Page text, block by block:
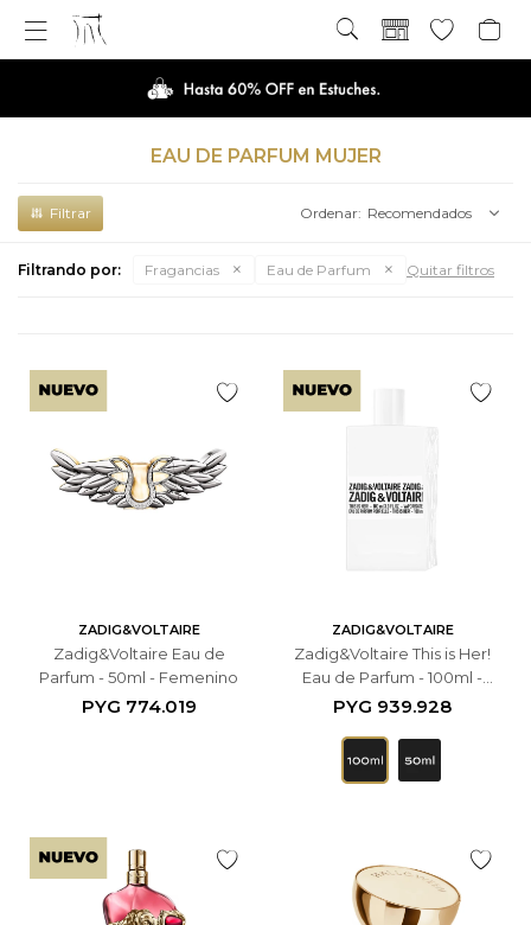

EAU DE PARFUM MUJER
Recomendados
Filtrando por: Fragancias Eau de Parfum Quitar filtros
ZADIG&VOLTAIRE
Zadig&Voltaire Eau de
Parfum - 50ml - Femenino
PYG 774.019
ZADIG&VOLTAIRE
Zadig&Voltaire This is Her!
Eau de Parfum - 100ml -
Femenino
PYG 939.928